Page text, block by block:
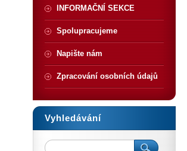
INFORMAČNÍ SEKCE
Spolupracujeme
Napište nám
Zpracování osobních údajů
Vyhledávání